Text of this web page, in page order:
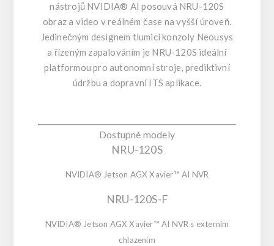
nástrojů NVIDIA® AI posouvá NRU-120S
obraz a video v reálném čase na vyšší úroveň.
Jedinečným designem tlumicí konzoly Neousys
a řízeným zapalováním je NRU-120S ideální
platformou pro autonomní stroje, prediktivní
údržbu a dopravní ITS aplikace.
Dostupné modely
NRU-120S
NVIDIA® Jetson AGX Xavier™ AI NVR
NRU-120S-F
NVIDIA® Jetson AGX Xavier™ AI NVR s externím
chlazením